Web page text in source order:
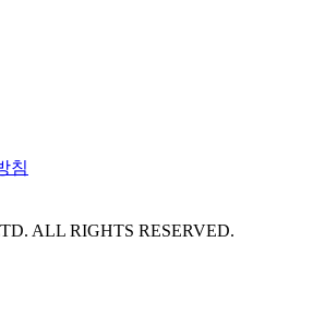
침
ALL RIGHTS RESERVED.